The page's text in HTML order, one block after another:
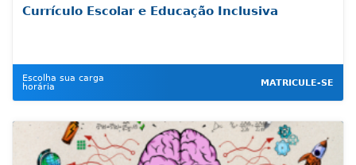
Currículo Escolar e Educação Inclusiva
Escolha sua carga
horária
MATRICULE-SE